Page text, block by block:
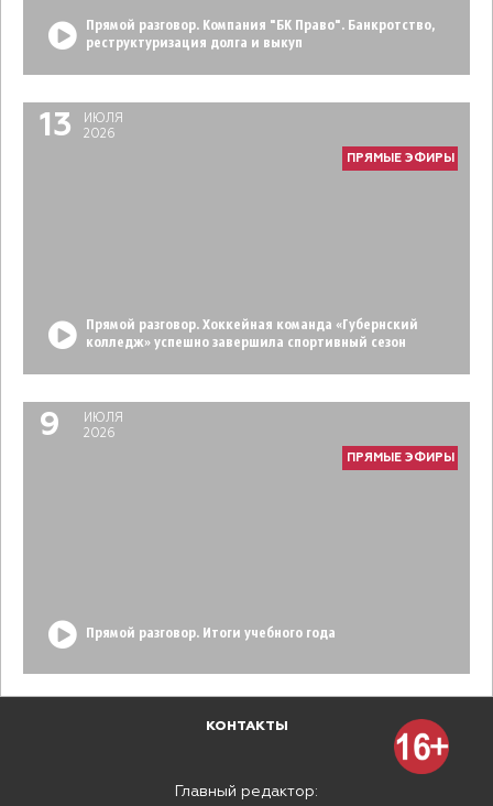
Прямой разговор. Компания "БК Право". Банкротство,
реструктуризация долга и выкуп
13
ИЮЛЯ
2026
ПРЯМЫЕ ЭФИРЫ
Прямой разговор. Хоккейная команда «Губернский
колледж» успешно завершила спортивный сезон
9
ИЮЛЯ
2026
ПРЯМЫЕ ЭФИРЫ
Прямой разговор. Итоги учебного года
КОНТАКТЫ
Главный редактор: